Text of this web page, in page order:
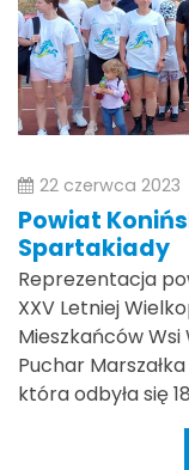
22 czerwca 2023
Powiat
Spartakiady
Reprezentacja
XXV Letniej
Mieszkańców
Puchar
która odbyła się